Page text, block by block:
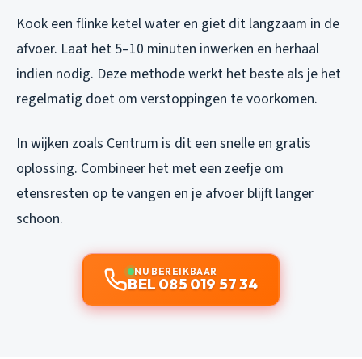
Kook een flinke ketel water en giet dit langzaam in de
afvoer. Laat het 5–10 minuten inwerken en herhaal
indien nodig. Deze methode werkt het beste als je het
regelmatig doet om verstoppingen te voorkomen.
In wijken zoals Centrum is dit een snelle en gratis
oplossing. Combineer het met een zeefje om
etensresten op te vangen en je afvoer blijft langer
schoon.
NU BEREIKBAAR
BEL 085 019 57 34